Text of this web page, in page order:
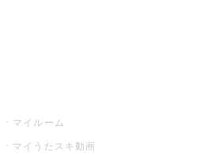
マイルーム
マイうたスキ動画